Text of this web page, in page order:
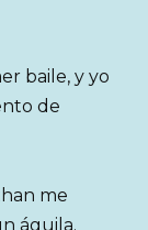
baile, y yo
de
me
águila.